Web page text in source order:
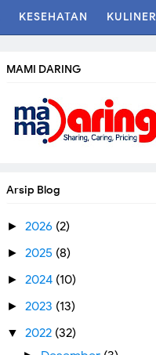
KESEHATAN KULINER
MAMI DARING
Arsip Blog
►2026 (2)
►2025 (8)
►2024 (10)
►2023 (13)
▼2022 (32)